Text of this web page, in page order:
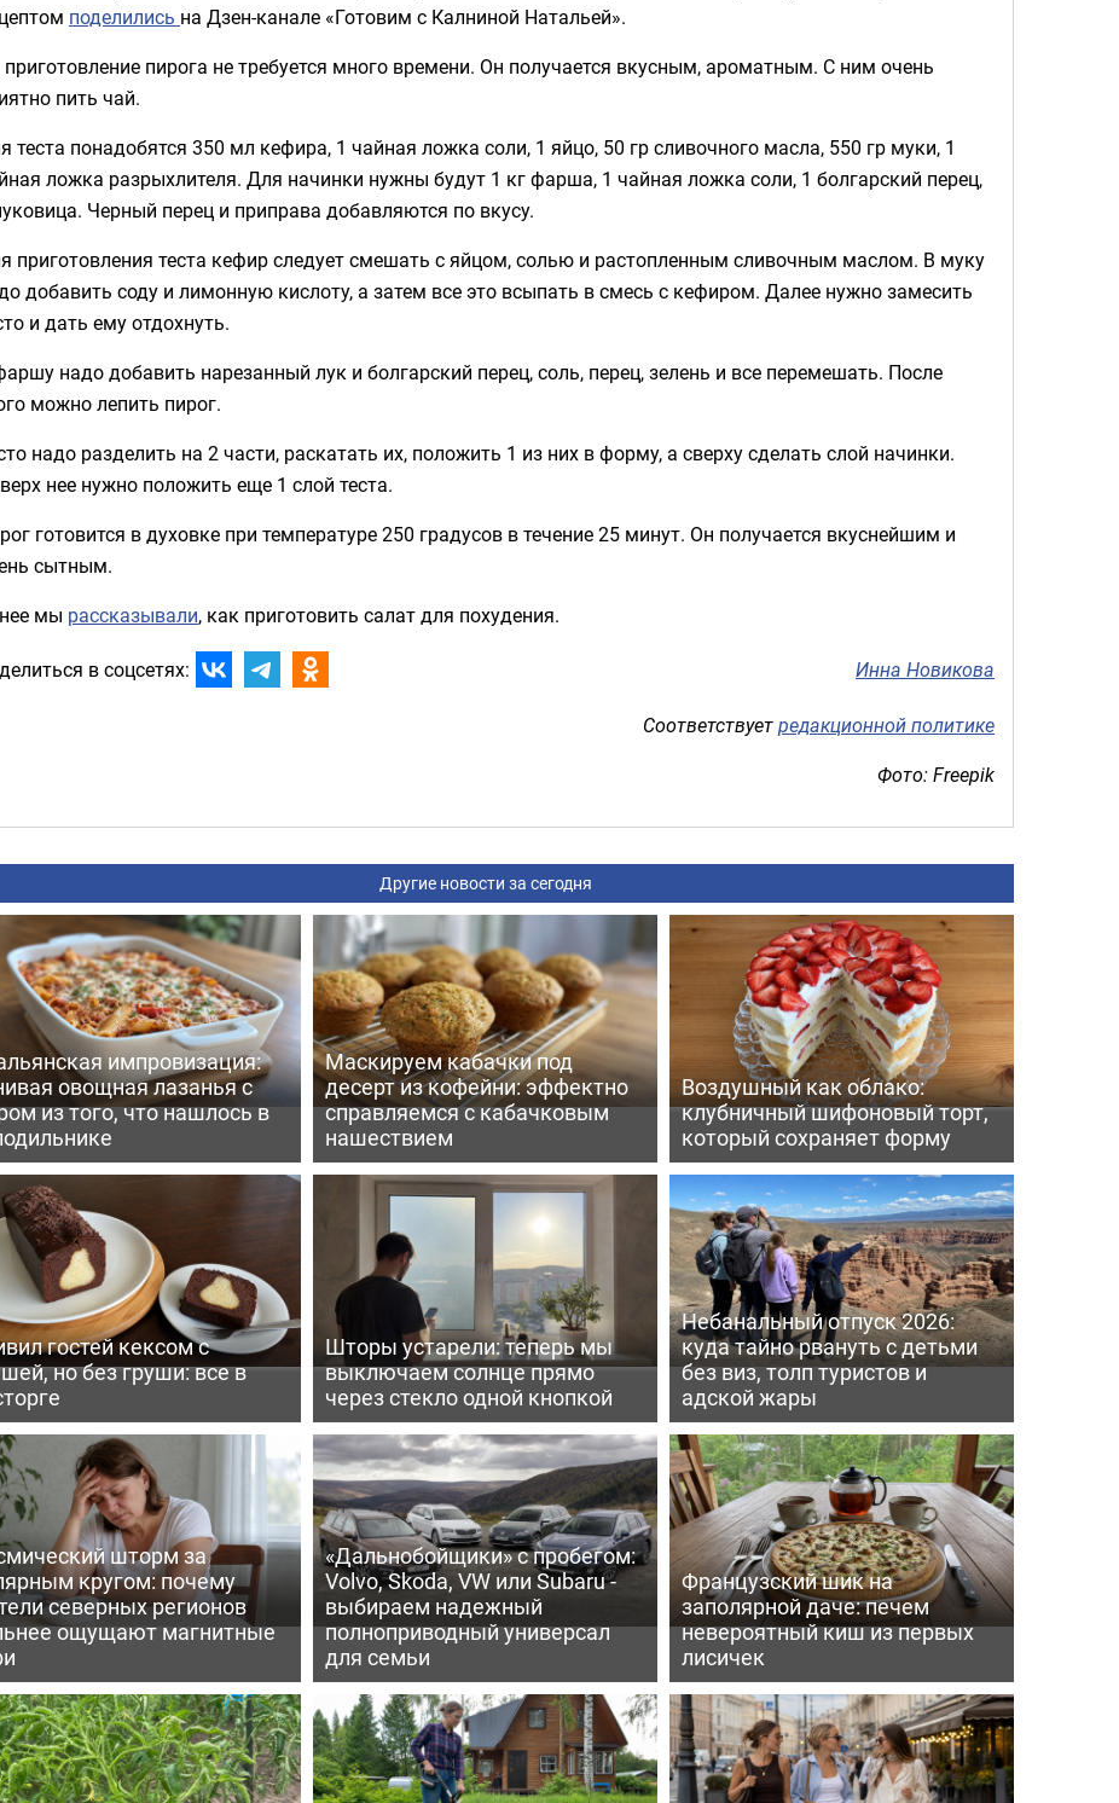
поделились на Дзен-канале «Готовим с Калниной Натальей».
пирога не требуется много времени. Он получается вкусным, ароматным. С ним очень
пить чай.
теста понадобятся 350 мл кефира, 1 чайная ложка соли, 1 яйцо, 50 гр сливочного масла, 550 гр муки, 1
ложка разрыхлителя. Для начинки нужны будут 1 кг фарша, 1 чайная ложка соли, 1 болгарский перец,
Черный перец и приправа добавляются по вкусу.
приготовления теста кефир следует смешать с яйцом, солью и растопленным сливочным маслом. В муку
добавить соду и лимонную кислоту, а затем все это всыпать в смесь с кефиром. Далее нужно замесить
и дать ему отдохнуть.
надо добавить нарезанный лук и болгарский перец, соль, перец, зелень и все перемешать. После
можно лепить пирог.
надо разделить на 2 части, раскатать их, положить 1 из них в форму, а сверху сделать слой начинки.
нее нужно положить еще 1 слой теста.
готовится в духовке при температуре 250 градусов в течение 25 минут. Он получается вкуснейшим и
сытным.
мы рассказывали, как приготовить салат для похудения.
в соцсетях: Инна Новикова
Соответствуетредакционной политике
Фото: Freepik
Другие новости за сегодня
импровизация:
овощная лазанья с
из того, что нашлось в
Маскируем кабачки под
десерт из кофейни: эффектно
справляемся с кабачковым
нашествием
Воздушный как облако:
клубничный шифоновый торт,
который сохраняет форму
гостей кексом с
но без груши: все в
Шторы устарели: теперь мы
выключаем солнце прямо
через стекло одной кнопкой
Небанальный отпуск 2026:
куда тайно рвануть с детьми
без виз, толп туристов и
адской жары
шторм за
кругом: почему
северных регионов
ощущают магнитные
«Дальнобойщики» с пробегом:
Volvo, Skoda, VW или Subaru -
выбираем надежный
полноприводный универсал
для семьи
Французский шик на
заполярной даче: печем
невероятный киш из первых
лисичек